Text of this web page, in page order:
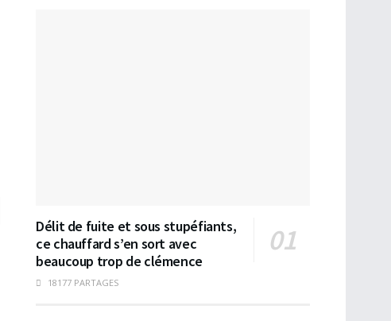
Délit de fuite et sous stupéfiants,
ce chauffard s’en sort avec
beaucoup trop de clémence
18177 PARTAGES